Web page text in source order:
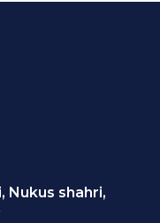
Nukus shahri,